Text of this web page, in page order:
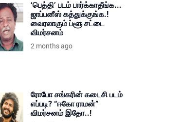
‘பெத்தி’ படம் பார்க்காதீங்க...
ஜாப்பனீஸ் கத்துக்குங்க.!
வைரலாகும் ப்ளூ சட்டை
விமர்சனம்
2 months ago
ரோபோ சங்கரின் கடைசி படம்
எப்படி? “ஈகோ ராமன்”
விமர்சனம் இதோ..!